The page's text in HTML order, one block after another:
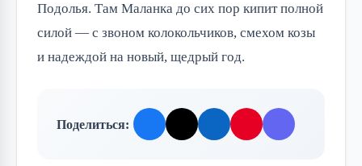
Подолья. Там Маланка до сих пор кипит полной
силой — с звоном колокольчиков, смехом козы
и надеждой на новый, щедрый год.
Поделиться: